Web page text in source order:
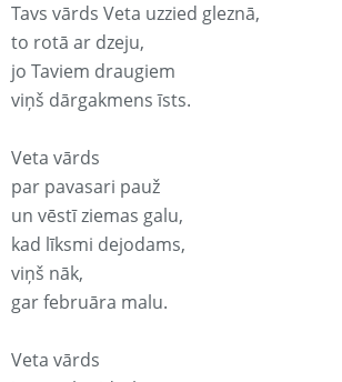
Tavs vārds Veta uzzied gleznā,
to rotā ar dzeju,
jo Taviem draugiem
viņš dārgakmens īsts.
Veta vārds
par pavasari pauž
un vēstī ziemas galu,
kad līksmi dejodams,
viņš nāk,
gar februāra malu.
Veta vārds